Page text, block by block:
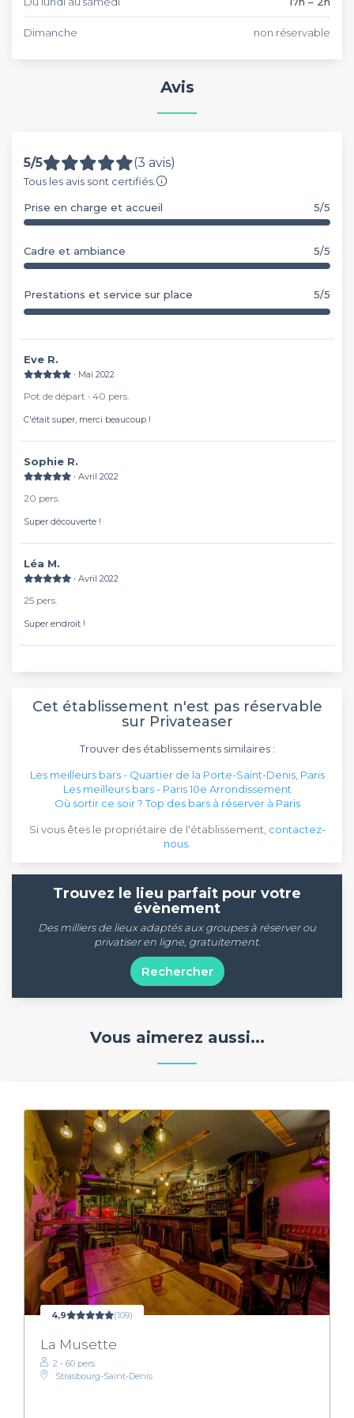
Dimanche non réservable
Avis
5/5 (3 avis)
Tous les avis sont certifiés.
Prise en charge et accueil 5/5
Cadre et ambiance 5/5
Prestations et service sur place 5/5
Eve R.
∙ Mai 2022
Pot de départ ∙ 40 pers.
C'était super, merci beaucoup !
Sophie R.
∙ Avril 2022
20 pers.
Super découverte !
Léa M.
∙ Avril 2022
25 pers.
Super endroit !
Cet établissement n'est pas réservable
sur Privateaser
Trouver des établissements similaires :
Les meilleurs bars - Quartier de la Porte-Saint-Denis, Paris
Les meilleurs bars - Paris 10e Arrondissement
Où sortir ce soir ? Top des bars à réserver à Paris
Si vous êtes le propriétaire de l'établissement, contactez-
nous
Trouvez le lieu parfait pour votre
évènement
Des milliers de lieux adaptés aux groupes à réserver ou
privatiser en ligne, gratuitement.
Rechercher
Vous aimerez aussi...
4,9 (109)
La Musette
2 - 60 pers.
Strasbourg-Saint-Denis